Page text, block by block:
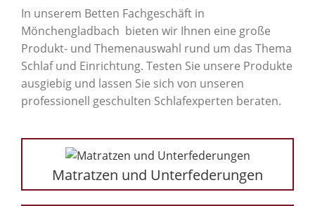
In unserem Betten Fachgeschäft in
Mönchengladbach bieten wir Ihnen eine große
Produkt- und Themenauswahl rund um das Thema
Schlaf und Einrichtung. Testen Sie unsere Produkte
ausgiebig und lassen Sie sich von unseren
professionell geschulten Schlafexperten beraten.
Matratzen und Unterfederungen